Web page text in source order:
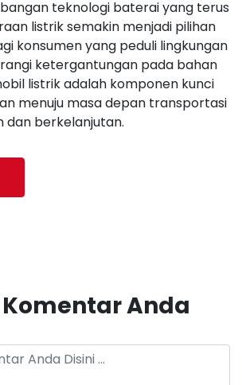
teknologi baterai yang terus
listrik semakin menjadi pilihan
konsumen yang peduli lingkungan
ketergantungan pada bahan
listrik adalah komponen kunci
menuju masa depan transportasi
dan berkelanjutan.
Anda